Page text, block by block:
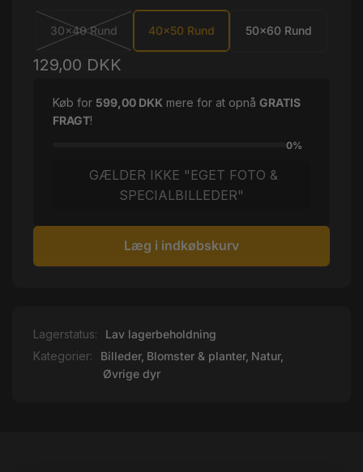
30x40 Rund 40x50 Rund 50x60 Rund
Normalpris
129,00 DKK
Køb for 599,00 DKK mere for at opnå GRATIS
FRAGT!
0%
GÆLDER IKKE "EGET FOTO &
SPECIALBILLEDER"
Læg i indkøbskurv
Lagerstatus:
Lav lagerbeholdning
Kategorier:
Billeder, Blomster & planter, Natur,
Øvrige dyr